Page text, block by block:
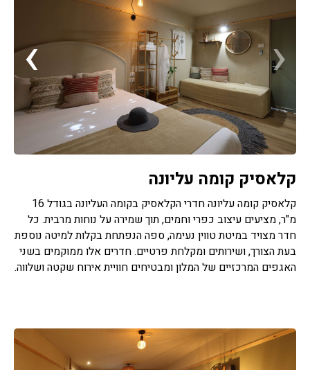
‹
›
קלאסיק קומה עליונה
קלאסיק קומה עליונה חדרי הקלאסיק בקומה העליונה בגודל 16
מ"ר, מציעים עיצוב כפרי וחמים, תוך שמירה על נוחות מרבית. כל
חדר מצויד במיטת טווין נעימה, ספה הנפתחת בקלות למיטה נוספת
בעת הצורך, ושירותים ומקלחת פרטיים. חדרים אלו ממוקמים בשני
האגפים המרכזיים של המלון ומבטיחים חוויית אירוח שקטה ושלווה.